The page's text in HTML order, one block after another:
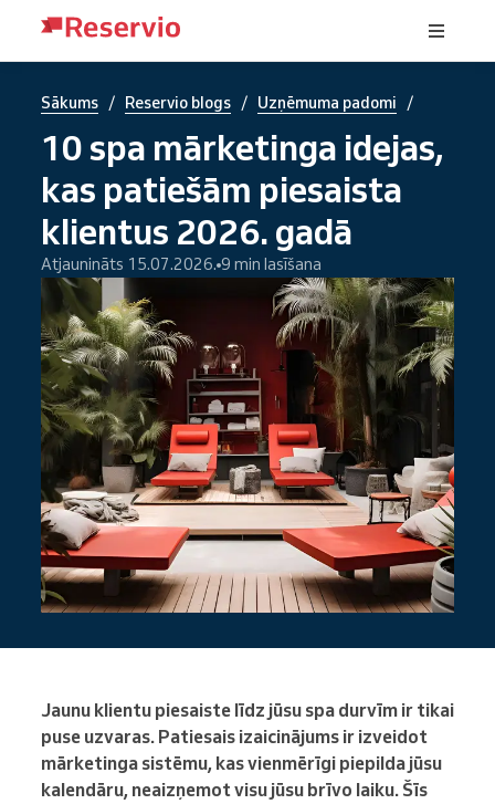
Sākums / Reservio blogs / Uzņēmuma padomi /
10 spa mārketinga idejas,
kas patiešām piesaista
klientus 2026. gadā
Atjaunināts 15.07.2026. 9 min lasīšana
Jaunu klientu piesaiste līdz jūsu spa durvīm ir tikai
puse uzvaras. Patiesais izaicinājums ir izveidot
mārketinga sistēmu, kas vienmērīgi piepilda jūsu
kalendāru, neaizņemot visu jūsu brīvo laiku. Šīs